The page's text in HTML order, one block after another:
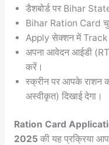
डैशबोर्ड पर Bihar
Bihar Ration Card
Apply सेक्शन में
अपना आवेदन आईडी
करें।
स्क्रीन पर आपके राशन
अस्वीकृत) दिखाई देगा।
Ration Card
2025 की यह प्रक्रिया